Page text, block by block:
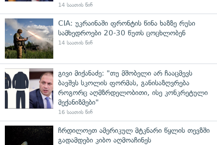
14 საათის წინ
CIA: უკრაინაში ფრონტის წინა ხაზზე რუსი
სამხედროები 20-30 წუთს ცოცხლობენ
14 საათის წინ
გივი მიქანაძე: "თუ მშობელი არ ჩააცმევს
ბავშვს სკოლის ფორმას, განისაზღვრება
როგორც აღმზრდელობითი, ისე კონკრეტული
მექანიზმები"
16 საათის წინ
ჩრდილოეთ ამერიკულ მტკნარი წყლის თევზში
გადამდები კიბო აღმოაჩინეს